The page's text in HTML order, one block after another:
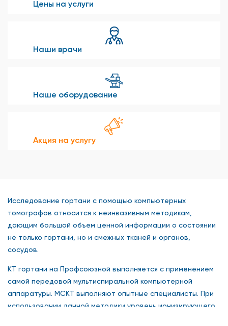
Цены на услуги
Наши врачи
Наше оборудование
Акция на услугу
Исследование гортани с помощью компьютерных
томографов относится к неинвазивным методикам,
дающим большой объем ценной информации о состоянии
не только гортани, но и смежных тканей и органов,
сосудов.
КТ гортани на Профсоюзной выполняется с применением
самой передовой мультиспиральной компьютерной
аппаратуры. МСКТ выполняют опытные специалисты. При
использовании данной методики уровень ионизирующего